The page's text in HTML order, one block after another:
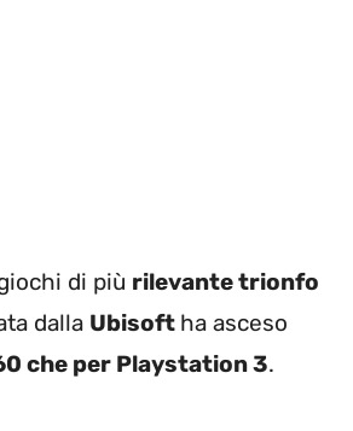
di più rilevante trionfo
dalla Ubisoft ha asceso
che per Playstation 3.